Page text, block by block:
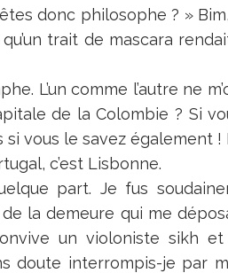
donc philosophe ? »
trait de mascara
L’un comme l’autre ne
de la Colombie ? Si
vous le savez également
c’est Lisbonne.
part. Je fus
la demeure qui me
un violoniste sikh
doute interrompis-je par